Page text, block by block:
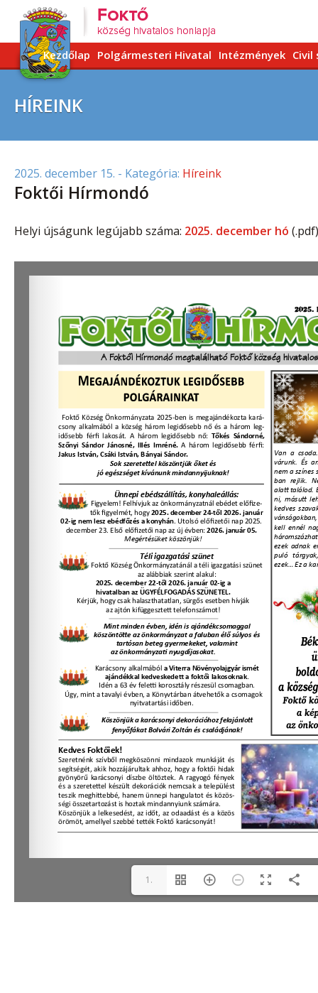
Kezdőlap Polgármesteri Hivatal Intézmények Civil
HÍREINK
2025. december 15. - Kategória: Híreink
Foktői Hírmondó
Helyi újságunk legújabb száma: 2025. december hó (.pdf)
1.